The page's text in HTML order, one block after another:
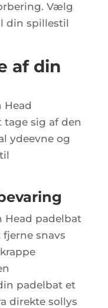
Vælg
din spillestil
af din
Head
sig af den
ydeevne og
padelbat
snavs
padelbat et
direkte sollys